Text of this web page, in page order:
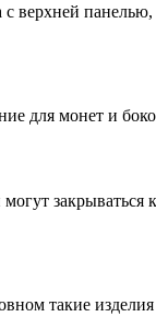
для монет и
такие